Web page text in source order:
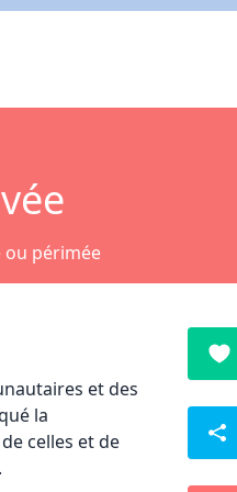
ou périmée
et des
la
celles et de